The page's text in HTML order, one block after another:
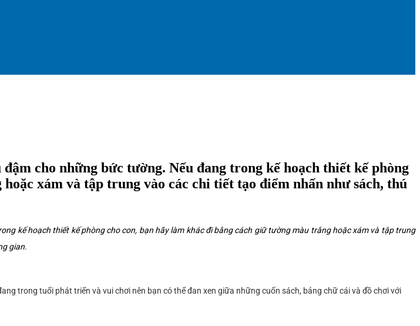
cho những bức tường. Nếu đang trong kế hoạch thiết kế phòng
xám và tập trung vào các chi tiết tạo điểm nhấn như sách, thú
kế hoạch thiết kế phòng cho con, bạn hãy làm khác đi bằng cách giữ tường màu trắng hoặc xám và tập trung
gian.
trong tuổi phát triển và vui chơi nên bạn có thể đan xen giữa những cuốn sách, bảng chữ cái và đồ chơi với